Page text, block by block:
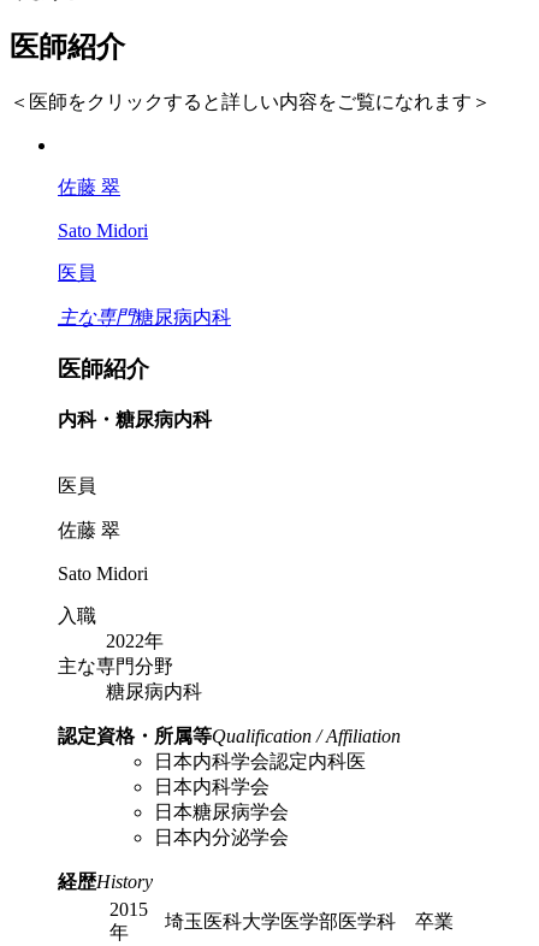
医師紹介
＜医師をクリックすると詳しい内容をご覧になれます＞
佐藤 翠
Sato Midori
医員
主な専門糖尿病内科
医師紹介
内科・糖尿病内科
医員
佐藤 翠
Sato Midori
入職
2022年
主な専門分野
糖尿病内科
認定資格・所属等Qualification / Affiliation
日本内科学会認定内科医
日本内科学会
日本糖尿病学会
日本内分泌学会
経歴History
2015
年
埼玉医科大学医学部医学科 卒業